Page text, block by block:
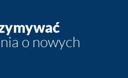
o nowych